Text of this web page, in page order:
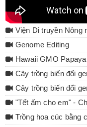
Viện Di truyền Nông
Genome Editing
Hawaii GMO
Cây trồng biến đổi
Cây trồng biến đổi
"Tết ấm cho em" -
Trồng hoa cúc bằng